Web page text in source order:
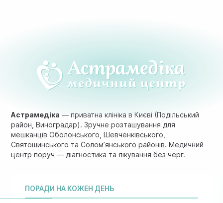
Астрамедіка — приватна клініка в Києві (Подільський
район, Виноградар). Зручне розташування для
мешканців Оболонського, Шевченківського,
Святошинського та Солом’янського районів. Медичний
центр поруч — діагностика та лікування без черг.
ПОРАДИ НА КОЖЕН ДЕНЬ